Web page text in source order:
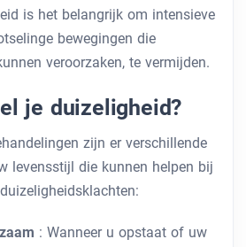
is het belangrijk om intensieve
bewegingen die
veroorzaken, te vermijden.
je duizeligheid?
zijn er verschillende
levensstijl die kunnen helpen bij
: Wanneer u opstaat of uw